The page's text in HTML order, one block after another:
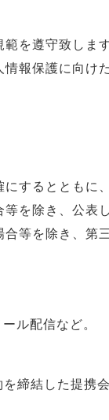
を遵守致しま
報保護に向け
するとともに
を除き、公表
等を除き、第
ル配信など。
締結した提携